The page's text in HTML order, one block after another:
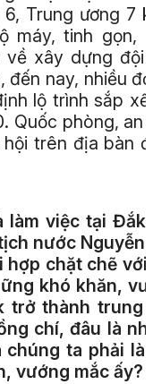
Trung ương 7
máy, tinh gọn,
về xây dựng đội
đến nay, nhiều
lộ trình sắp
Quốc phòng, an
trên địa bàn
làm việc tại Đắk
nước Nguyễn
hợp chặt chẽ với
khó khăn,
trở thành trung
chí, đâu là
chúng ta phải
vướng mắc ấy?